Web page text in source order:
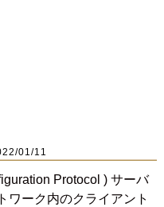
01/11
Protocol ) サーバ
ワーク内のクライアント